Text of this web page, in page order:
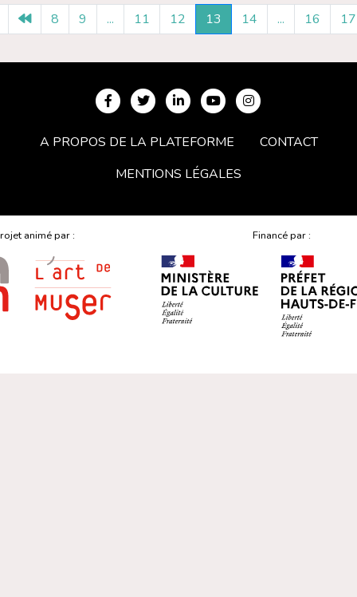
8 9 ... 11 12 13 14 ... 16 17
A PROPOS DE LA PLATEFORME
CONTACT
MENTIONS LÉGALES
animé par : Financé par :